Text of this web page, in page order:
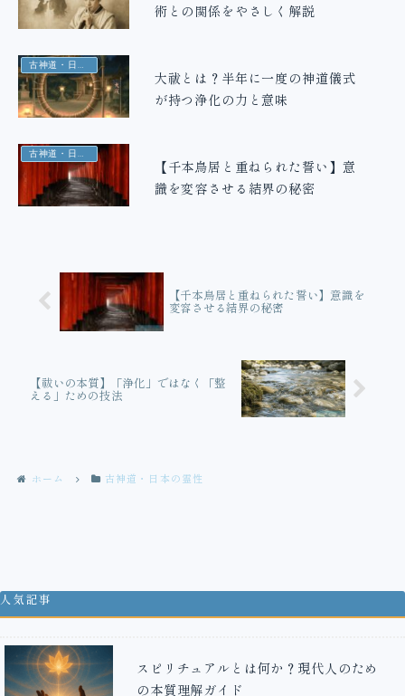
術との関係をやさしく解説
古神道・日本の霊性
大祓とは？半年に一度の神道儀式
が持つ浄化の力と意味
古神道・日本の霊性
【千本鳥居と重ねられた誓い】意
識を変容させる結界の秘密
【千本鳥居と重ねられた誓い】意識を
変容させる結界の秘密
【祓いの本質】「浄化」ではなく「整
える」ための技法
ホーム 古神道・日本の霊性
人気記事
スピリチュアルとは何か？現代人のため
の本質理解ガイド